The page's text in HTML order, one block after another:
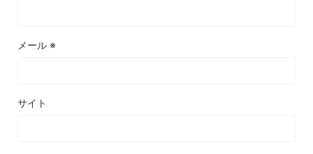
メール ※
サイト